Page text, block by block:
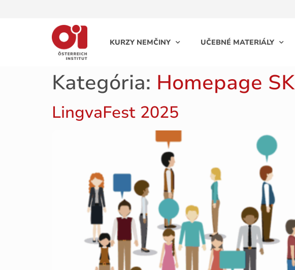
KURZY NEMČINY UČEBNÉ MATERIÁLY
Kategória: Homepage SK
LingvaFest 2025